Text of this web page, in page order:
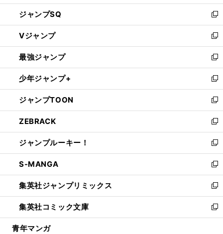
し
い
ウ
ィ
ン
ド
ウ
で
開
く
ジャンプSQ
新
し
い
ウ
ィ
ン
ド
ウ
で
開
く
Vジャンプ
新
し
い
ウ
ィ
ン
ド
ウ
で
開
く
最強ジャンプ
新
し
い
ウ
ィ
ン
ド
ウ
で
開
く
少年ジャンプ+
新
し
い
ウ
ィ
ン
ド
ウ
で
開
く
ジャンプTOON
新
し
い
ウ
ィ
ン
ド
ウ
で
開
く
ZEBRACK
新
し
い
ウ
ィ
ン
ド
ウ
で
開
ジャンプルーキー！
新
し
い
ウ
ィ
ン
ド
ウ
S-MANGA
新
し
い
ウ
ィ
ン
集英社ジャンプリミックス
新
し
い
ウ
集英社コミック文庫
新
し
青年マンガ